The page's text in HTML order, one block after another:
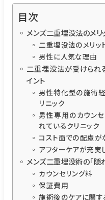
目次
メンズ二重埋没法のメ
二重埋没法のメリッ
男性に人気な理由
二重埋没法が受けられ
イント
男性特化型の施術
リニック
男性専用のカウン
れているクリニック
コスト面での配慮が
アフターケアが充実
メンズ二重埋没術の「隠
カウンセリング料
保証費用
施術後のケアに関す